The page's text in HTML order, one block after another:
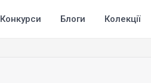
Конкурси Блоги Колекції